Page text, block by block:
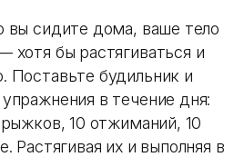
вы сидите дома, ваше тело
хотя бы растягиваться и
Поставьте будильник и
в течение дня:
10 отжиманий, 10
Растягивая их и выполняя в